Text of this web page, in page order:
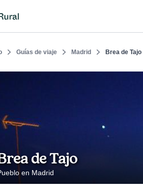
Guías de viaje Madrid Brea de Tajo
de Tajo
en Madrid